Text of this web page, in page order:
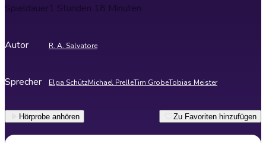
Spieldauer1 Stunden 18 Minuten
Autor R. A. Salvatore
Sprecher Elga SchützMichael PrelleTim GrobeTobias Meister
Hörprobe anhören Zu Favoriten hinzufügen